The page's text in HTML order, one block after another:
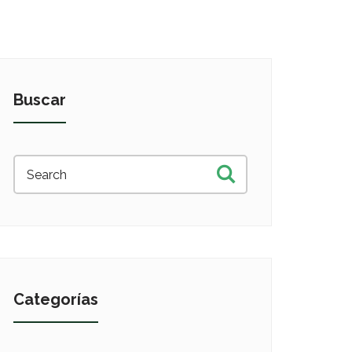
Buscar
Categorías